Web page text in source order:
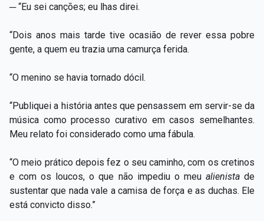
─ “Eu sei canções; eu lhas direi.
“Dois anos mais tarde tive ocasião de rever essa pobre
gente, a quem eu trazia uma camurça ferida.
“O menino se havia tornado dócil.
“Publiquei a história antes que pensassem em servir-se da
música como processo curativo em casos semelhantes.
Meu relato foi considerado como uma fábula.
“O meio prático depois fez o seu caminho, com os cretinos
e com os loucos, o que não impediu o meu alienistade
sustentar que nada vale a camisa de força e as duchas. Ele
está convicto disso.”